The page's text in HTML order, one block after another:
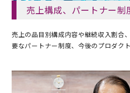
売上構成、パートナー制
売上の品目別構成内容や継続収入割合
要なパートナー制度、今後のプロダク